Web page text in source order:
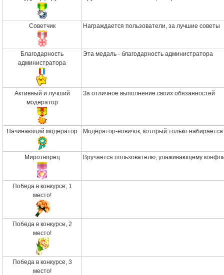
Советчик Награждается пользователи, за лучшие советы
Благодарность
администратора
Эта медаль - благодарность администратора
Активный и лучший
модератор
За отличное выполнение своих обязанностей
Начинающий модератор Модератор-новичок, который только
Миротворец Вручается пользователю, улаживающему
Победа в конкурсе, 1
место!
Победа в конкурсе, 2
место!
Победа в конкурсе, 3
место!